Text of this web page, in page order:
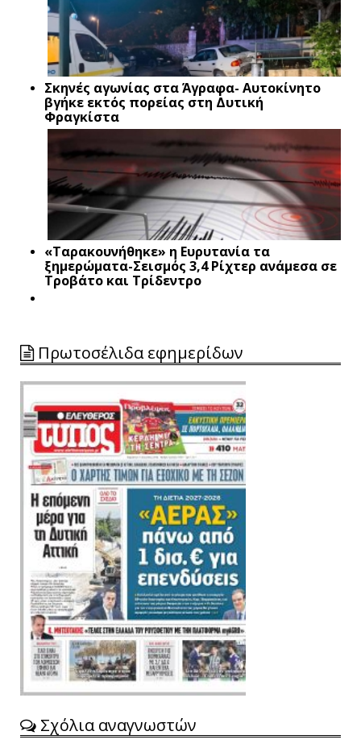
Σκηνές αγωνίας στα Άγραφα- Αυτοκίνητο
βγήκε εκτός πορείας στη Δυτική
Φραγκίστα
«Ταρακουνήθηκε» η Ευρυτανία τα
ξημερώματα-Σεισμός 3,4 Ρίχτερ ανάμεσα σε
Τροβάτο και Τρίδεντρο
Πρωτοσέλιδα εφημερίδων
Σχόλια αναγνωστών